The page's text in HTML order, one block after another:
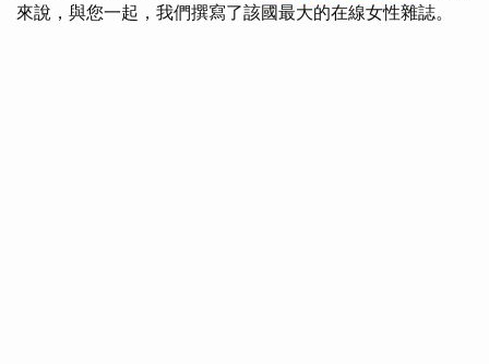
來說，與您一起，我們撰寫了該國最大的在線女性雜誌。